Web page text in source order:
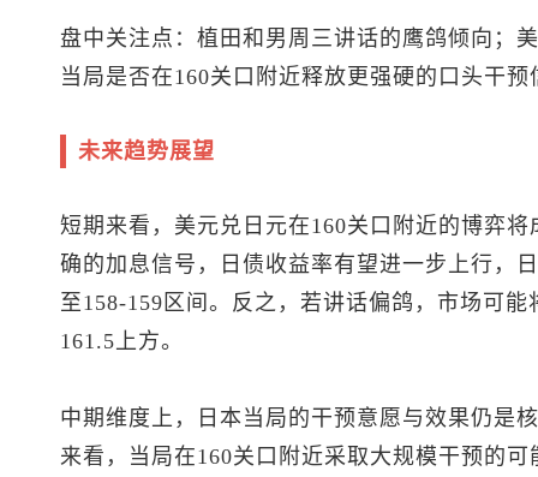
盘中关注点：植田和男周三讲话的鹰鸽倾向；
当局是否在160关口附近释放更强硬的口头干预
未来趋势展望
短期来看， 美元兑日元在160关口附近的博弈
确的加息信号，日债收益率有望进一步上行，
至158-159区间。反之，若讲话偏鸽，市场可
161.5上方。
中期维度上，日本当局的干预意愿与效果仍是
来看，当局在160关口附近采取大规模干预的